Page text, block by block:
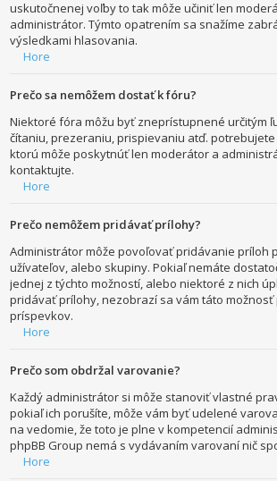
uskutočnenej voľby to tak môže učiniť len
administrátor. Týmto opatrením sa snažíme
výsledkami hlasovania.
Hore
Prečo sa nemôžem dostať k fóru?
Niektoré fóra môžu byť zneprístupnené určitým
čítaniu, prezeraniu, prispievaniu atď.
ktorú môže poskytnúť len moderátor a
kontaktujte.
Hore
Prečo nemôžem pridávať prílohy?
Administrátor môže povoľovať pridávanie príloh
užívateľov, alebo skupiny. Pokiaľ nemáte
jednej z týchto možností, alebo niektoré z nich
pridávať prílohy, nezobrazí sa vám táto
príspevkov.
Hore
Prečo som obdržal varovanie?
Každý administrátor si môže stanoviť vlastné
pokiaľ ich porušíte, môže vám byť udelené
na vedomie, že toto je plne v kompetencií
phpBB Group nemá s vydávaním varovaní nič
Hore